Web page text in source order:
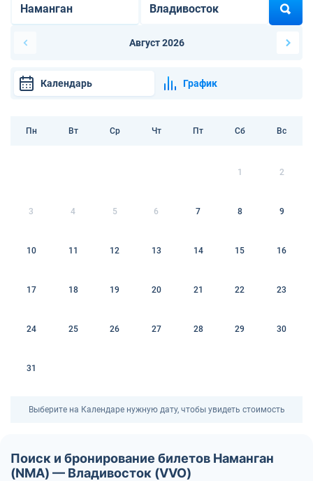
Август 2026
Календарь График
Пн Вт Ср Чт Пт Сб Вс
1 2
3 4 5 6 7 8 9
10 11 12 13 14 15 16
17 18 19 20 21 22 23
24 25 26 27 28 29 30
31
Выберите на Календаре нужную дату, чтобы увидеть стоимость
Поиск и бронирование билетов Наманган
(NMA) — Владивосток (VVO)